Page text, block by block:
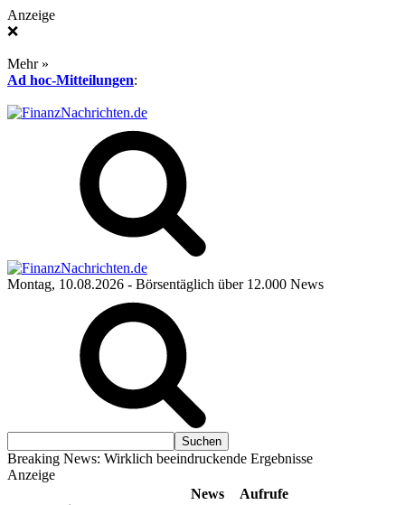
Anzeige
❌
Mehr »
Ad hoc-Mitteilungen:
Montag, 10.08.2026 - Börsentäglich über 12.000 News
Breaking News: Wirklich beeindruckende Ergebnisse
Anzeige
News
Aufrufe